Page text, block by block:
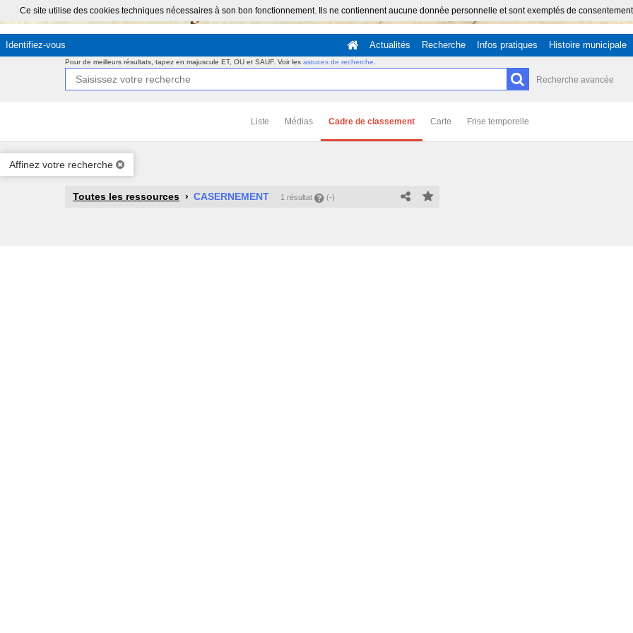
Ce site utilise des cookies techniques nécessaires à son bon fonctionnement. Ils ne contiennent aucune donnée personnelle et sont exemptés de
Identifiez-vous Actualités Recherche Infos pratiques Histoire municipale
Pour de meilleurs résultats, tapez en majuscule ET, OU et SAUF. Voir les astuces de recherche
Recherche avancée
Liste Médias Cadre de classement Carte Frise temporelle
Affinez votre recherche
Toutes les ressources CASERNEMENT 1 résultat (-)